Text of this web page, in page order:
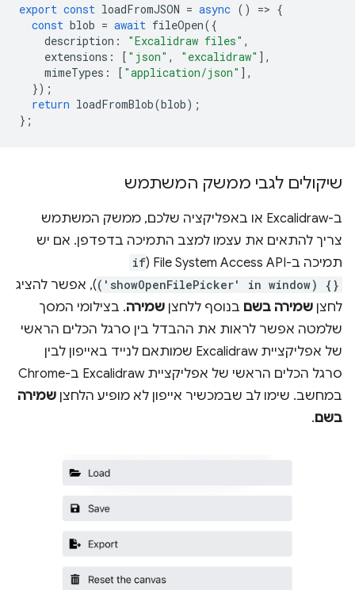
export const loadFromJSON = async () => {
const blob = await fileOpen({
description : "Excalidraw files" ,
extensions : [ "json" , "excalidraw" ],
mimeTypes : [ "application/json" ],
});
return loadFromBlob(blob);
};
שיקולים לגבי ממשק המשתמש
ב-Excalidraw או באפליקציה שלכם, ממשק המשתמש
צריך להתאים את עצמו למצב התמיכה בדפדפן. אם יש
תמיכה ב-File System Access API‏ (
if
('showOpenFilePicker' in window) {}), אפשר להציג
לחצן שמירה בשם בנוסף ללחצן שמירה. בצילומי המסך
שלמטה אפשר לראות את ההבדל בין סרגל הכלים הראשי
של אפליקציית Excalidraw שמותאם לנייד באייפון לבין
סרגל הכלים הראשי של אפליקציית Excalidraw ב-Chrome
במחשב. שימו לב שבמכשיר אייפון לא מופיע הלחצן שמירה
בשם.